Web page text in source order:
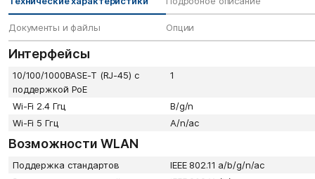
Документы и файлы Опции
Интерфейсы
10/100/1000BASE-T (RJ-45) с
поддержкой PoE
1
Wi-Fi 2.4 Ггц
В/g/n
Wi-Fi 5 Ггц
А/n/ac
Возможности WLAN
Поддержка стандартов
IEEE 802.11 a/b/g/n/ac